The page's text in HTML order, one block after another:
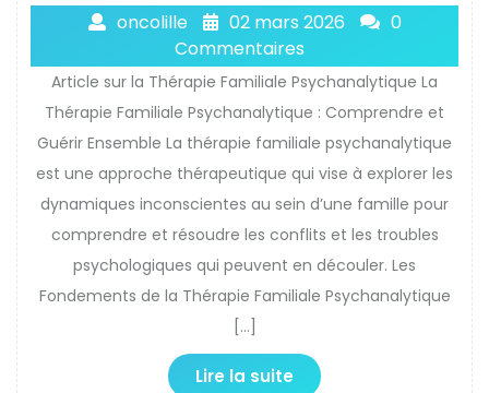
oncolille 02 mars 2026
0
Commentaires
Article sur la Thérapie Familiale Psychanalytique La
Thérapie Familiale Psychanalytique : Comprendre et
Guérir Ensemble La thérapie familiale psychanalytique
est une approche thérapeutique qui vise à explorer les
dynamiques inconscientes au sein d’une famille pour
comprendre et résoudre les conflits et les troubles
psychologiques qui peuvent en découler. Les
Fondements de la Thérapie Familiale Psychanalytique
[…]
Lire la suite